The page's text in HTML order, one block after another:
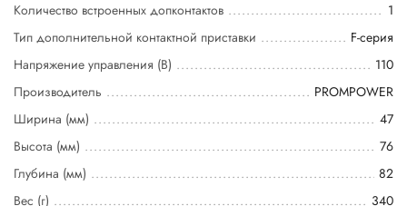
Количество встроенных допконтактов
1
Тип дополнительной контактной приставки
F-серия
Напряжение управления (В)
110
Производитель
PROMPOWER
Ширина (мм)
47
Высота (мм)
76
Глубина (мм)
82
Вес (г)
340